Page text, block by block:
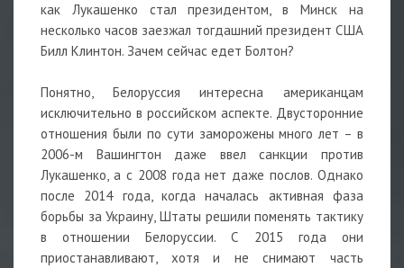
как Лукашенко стал президентом, в Минск на
несколько часов заезжал тогдашний президент США
Билл Клинтон. Зачем сейчас едет Болтон?
Понятно, Белоруссия интересна американцам
исключительно в российском аспекте. Двусторонние
отношения были по сути заморожены много лет – в
2006-м Вашингтон даже ввел санкции против
Лукашенко, а с 2008 года нет даже послов. Однако
после 2014 года, когда началась активная фаза
борьбы за Украину, Штаты решили поменять тактику
в отношении Белоруссии. С 2015 года они
приостанавливают, хотя и не снимают часть